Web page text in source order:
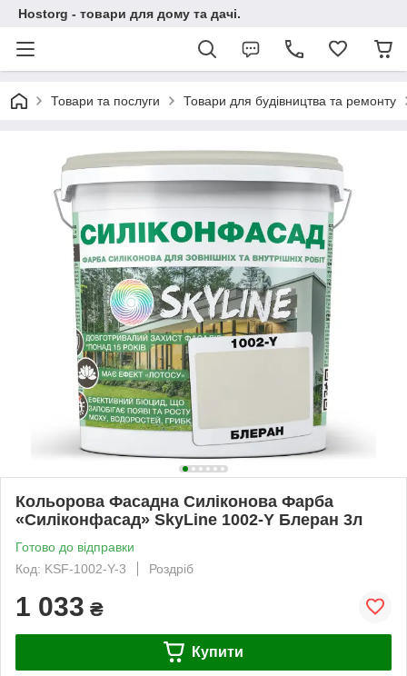
Hostorg - товари для дому та дачі.
Товари та послуги Товари для будівництва та ремонту
Кольорова Фасадна Силіконова Фарба
«Силіконфасад» SkyLine 1002-Y Блеран 3л
Готово до відправки
Код: KSF-1002-Y-3
Роздріб
1 033 ₴
Купити